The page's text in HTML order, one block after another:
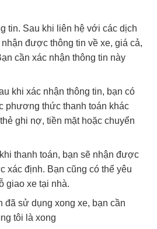
tin. Sau khi liên hệ với các dịch
được thông tin về xe, giá cả,
cần xác nhận thông tin này
khi xác nhận thông tin, bạn có
phương thức thanh toán khác
ghi nợ, tiền mặt hoặc chuyển
thanh toán, bạn sẽ nhận được
xác định. Bạn cũng có thể yêu
giao xe tại nhà.
đã sử dụng xong xe, bạn cần
tôi là xong